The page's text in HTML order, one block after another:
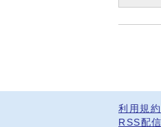
利用規約
RSS配